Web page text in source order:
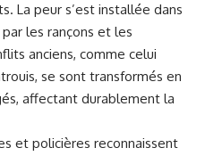
La peur s’est installée dans
les rançons et les
anciens, comme celui
se sont transformés en
affectant durablement la
et policières reconnaissent